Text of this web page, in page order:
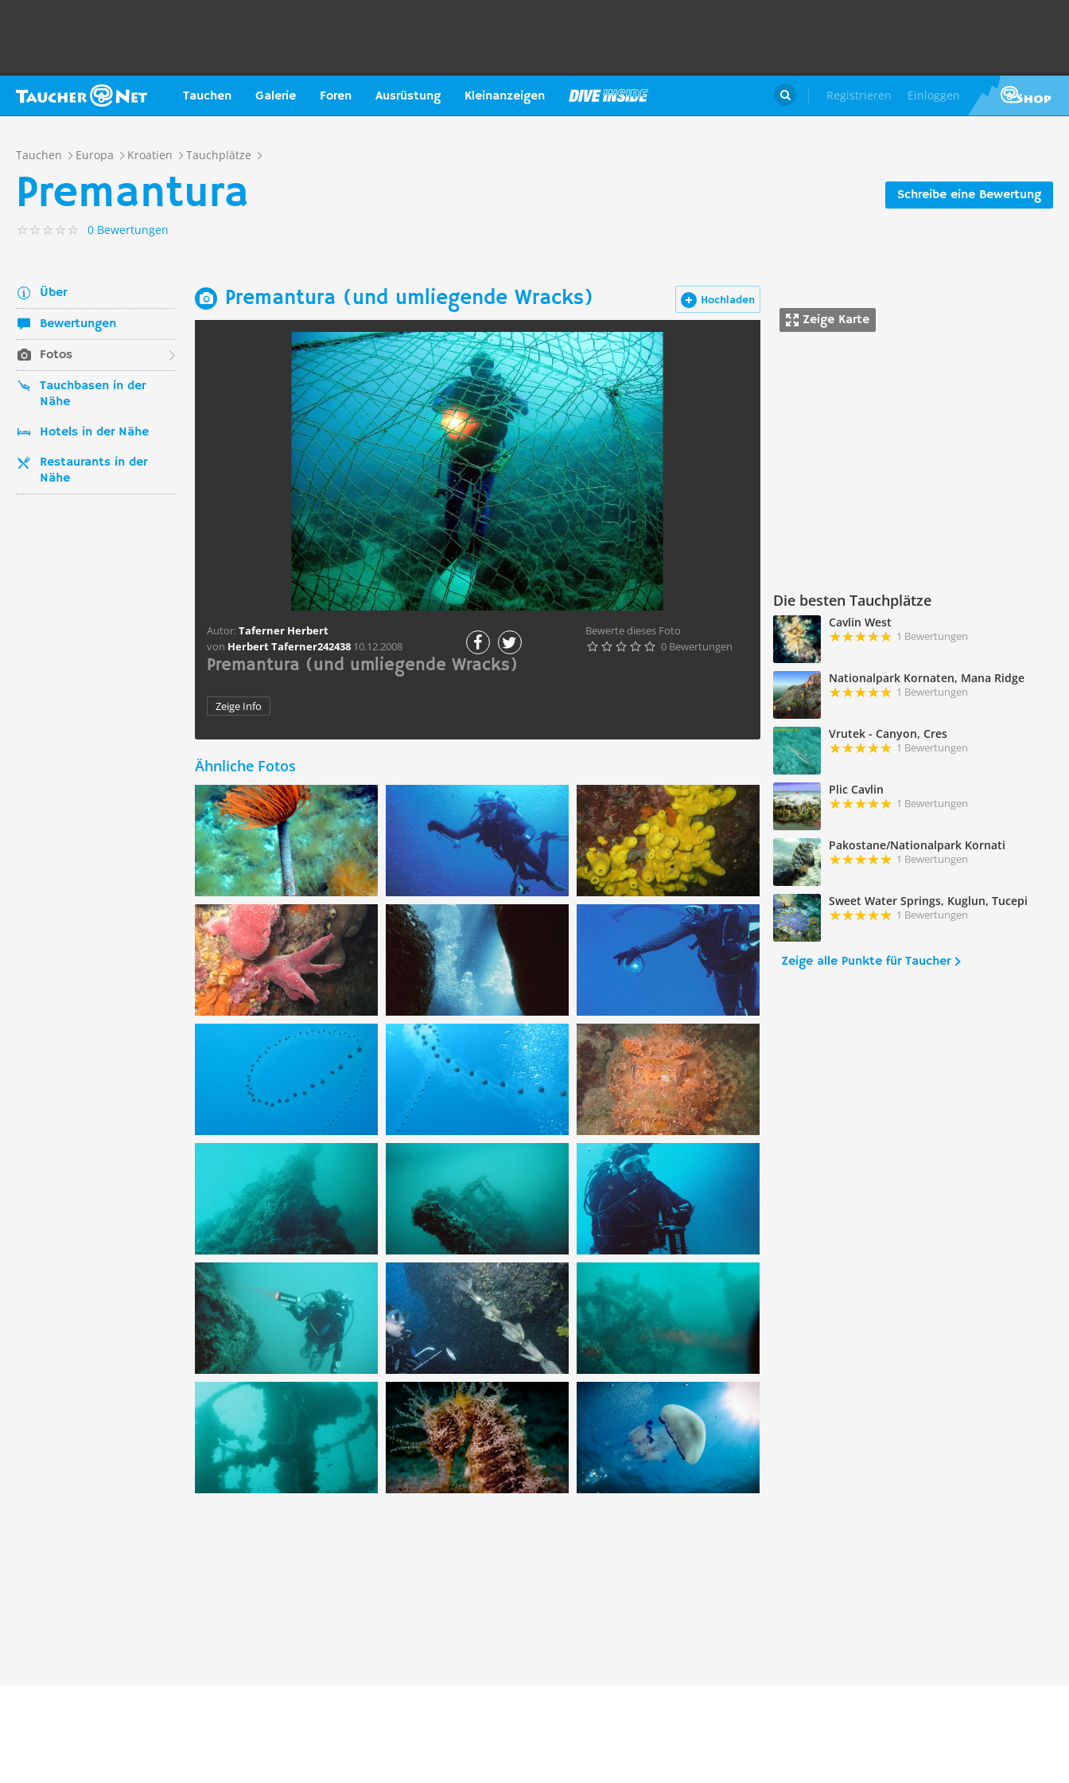
Tauchen Galerie Foren Ausrüstung Kleinanzeigen Registrieren Einloggen

Tauchen Europa Kroatien Tauchplätze
Schreibe eine Bewertung
Premantura
0 Bewertungen
Über
Bewertungen
Fotos
Tauchbasen in der
Nähe
Hotels in der Nähe
Restaurants in der
Nähe
Zeige Karte
Die besten Tauchplätze
Cavlin West
1 Bewertungen
Nationalpark Kornaten, Mana Ridge
1 Bewertungen
Vrutek - Canyon, Cres
1 Bewertungen
Plic Cavlin
1 Bewertungen
Pakostane/Nationalpark Kornati
1 Bewertungen
Sweet Water Springs, Kuglun, Tucepi
1 Bewertungen
Zeige alle Punkte für Taucher
Hochladen
Premantura (und umliegende Wracks)
Autor:Taferner Herbert
von Herbert Taferner242438 10.12.2008
Bewerte dieses Foto
     0 Bewertungen
Premantura (und umliegende Wracks)
Zeige Info
Ähnliche Fotos